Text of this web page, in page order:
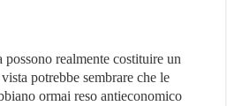
realmente costituire un
potrebbe sembrare che le
ormai reso antieconomico